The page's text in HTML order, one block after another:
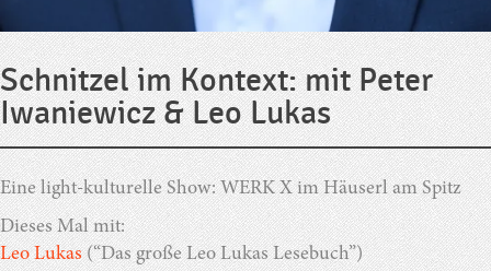
Schnitzel im Kontext: mit Peter
Iwaniewicz & Leo Lukas
Eine light-kulturelle Show: WERK X im Häuserl am Spitz
Dieses Mal mit:
Leo Lukas(“Das große Leo Lukas Lesebuch”)